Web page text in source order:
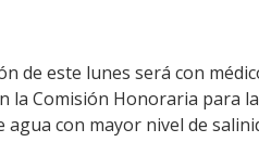
de este lunes será con
la Comisión Honoraria para
con mayor nivel de